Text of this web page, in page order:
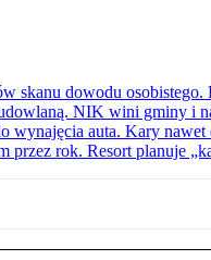
skanu dowodu osobistego.
NIK wini gminy i
wynajęcia auta. Kary nawet
przez rok. Resort planuje